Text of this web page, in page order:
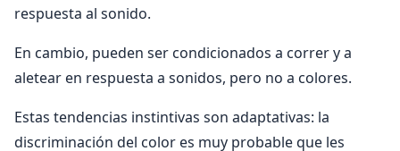
respuesta al sonido.
En cambio, pueden ser condicionados a correr y a
aletear en respuesta a sonidos, pero no a colores.
Estas tendencias instintivas son adaptativas: la
discriminación del color es muy probable que les